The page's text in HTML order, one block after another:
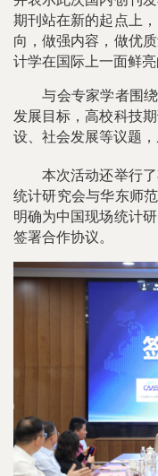
期刊站在新的起点上
向，做强内容，做优
计学在国际上一面鲜亮
与会专家学者围绕
发展目标，高校科技
设、社会发展等议题
本次活动还举行了
统计研究会与华东师
明确为中国现场统计
签署合作协议。